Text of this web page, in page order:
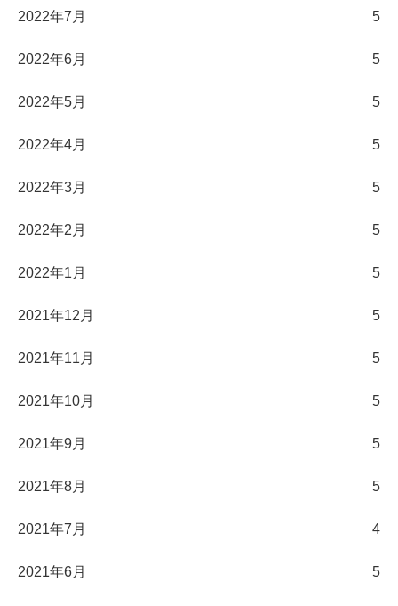
2022年7月 5
2022年6月 5
2022年5月 5
2022年4月 5
2022年3月 5
2022年2月 5
2022年1月 5
2021年12月 5
2021年11月 5
2021年10月 5
2021年9月 5
2021年8月 5
2021年7月 4
2021年6月 5